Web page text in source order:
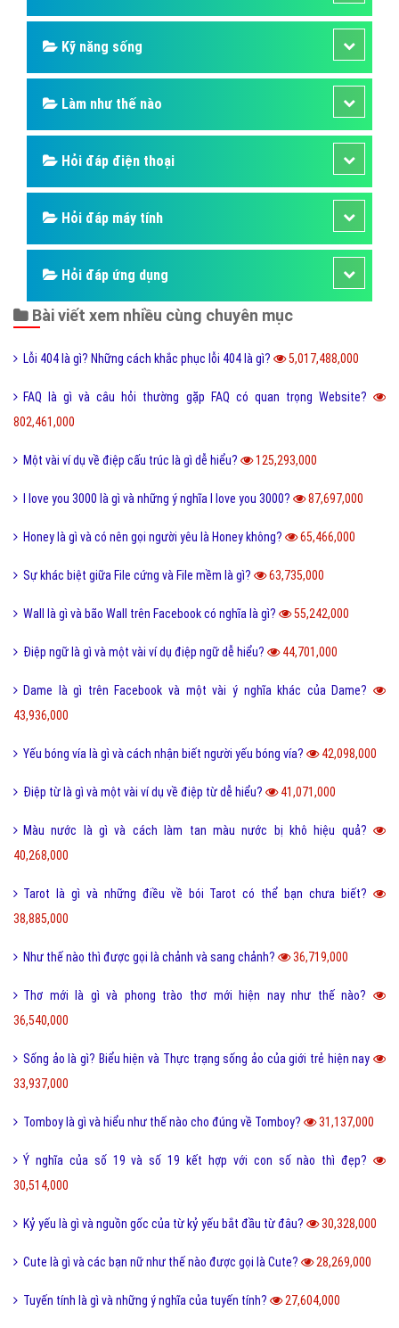
Kỹ năng sống
Làm như thế nào
Hỏi đáp điện thoại
Hỏi đáp máy tính
Hỏi đáp ứng dụng
Bài viết xem nhiều cùng chuyên mục
Lỗi 404 là gì? Những cách khắc phục lỗi 404 là gì? 5,017,488,000
FAQ là gì và câu hỏi thường gặp FAQ có quan trọng Website?
802,461,000
Một vài ví dụ về điệp cấu trúc là gì dễ hiểu? 125,293,000
I love you 3000 là gì và những ý nghĩa I love you 3000? 87,697,000
Honey là gì và có nên gọi người yêu là Honey không? 65,466,000
Sự khác biệt giữa File cứng và File mềm là gì? 63,735,000
Wall là gì và bão Wall trên Facebook có nghĩa là gì? 55,242,000
Điệp ngữ là gì và một vài ví dụ điệp ngữ dễ hiểu? 44,701,000
Dame là gì trên Facebook và một vài ý nghĩa khác của Dame?
43,936,000
Yếu bóng vía là gì và cách nhận biết người yếu bóng vía? 42,098,000
Điệp từ là gì và một vài ví dụ về điệp từ dễ hiểu? 41,071,000
Màu nước là gì và cách làm tan màu nước bị khô hiệu quả?
40,268,000
Tarot là gì và những điều về bói Tarot có thể bạn chưa biết?
38,885,000
Như thế nào thì được gọi là chảnh và sang chảnh? 36,719,000
Thơ mới là gì và phong trào thơ mới hiện nay như thế nào?
36,540,000
Sống ảo là gì? Biểu hiện và Thực trạng sống ảo của giới trẻ hiện nay
33,937,000
Tomboy là gì và hiểu như thế nào cho đúng về Tomboy? 31,137,000
Ý nghĩa của số 19 và số 19 kết hợp với con số nào thì đẹp?
30,514,000
Kỷ yếu là gì và nguồn gốc của từ kỷ yếu bắt đầu từ đâu? 30,328,000
Cute là gì và các bạn nữ như thế nào được gọi là Cute? 28,269,000
Tuyến tính là gì và những ý nghĩa của tuyến tính? 27,604,000